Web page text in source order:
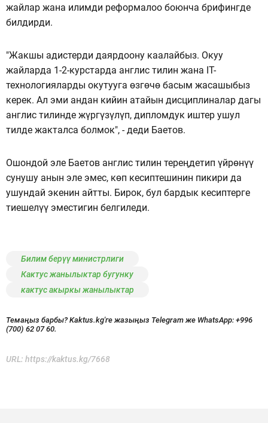
жайлар жана илимди реформалоо боюнча брифингде
билдирди.
"Жакшы адистерди даярдоону каалайбыз. Окуу
жайларда 1-2-курстарда англис тилин жана IT-
технологияларды окутууга өзгөчө басым жасашыбыз
керек. Ал эми андан кийин атайын дисциплиналар дагы
англис тилинде жүргүзүлүп, дипломдук иштер ушул
тилде жакталса болмок", - деди Баетов.
Ошондой эле Баетов англис тилин тереңдетип үйрөнүү
сунушу анын эле эмес, көп кесиптешинин пикири да
ушундай экенин айтты. Бирок, бул бардык кесиптерге
тиешелүү эместигин белгиледи.
Билим берүү министрлиги
Кактус жанылыктар бугунку
кактус акыркы жанылыктар
Темаңыз барбы? Kaktus.kg'ге жазыңыз Telegram же WhatsApp: +996
(700) 62 07 60.
URL: https://kaktus.kg/7668